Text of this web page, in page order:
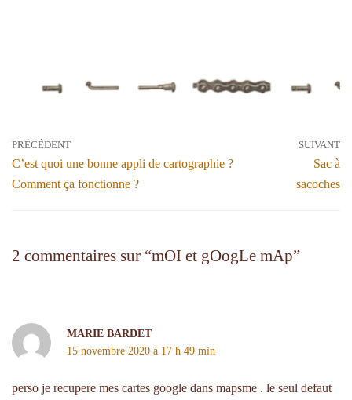
PRÉCÉDENT
C’est quoi une bonne appli de cartographie ?
Comment ça fonctionne ?
SUIVANT
Sac à
sacoches
2 commentaires sur “mOI et gOogLe mAp”
MARIE BARDET
15 novembre 2020 à 17 h 49 min
perso je recupere mes cartes google dans mapsme . le seul defaut